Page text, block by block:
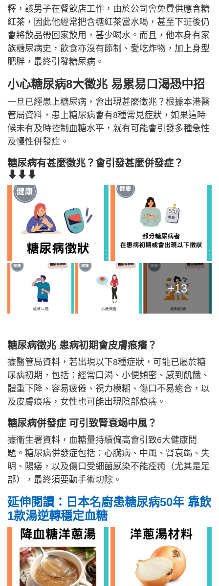
釋，該男子在餐飲店工作，由於公司會免費供應含糖
紅茶，因此他經常把含糖紅茶當水喝，甚至下班後仍
會將飲品帶回家飲用，甚少喝水。而且，他本身有家
族糖尿病史，飲食亦沒有節制、愛吃炸物，加上身型
肥胖，最終引發糖尿病。
小心糖尿病8大徵兆 易累易口渴恐中招
一旦已經患上糖尿病，會出現甚麼徵兆？根據本港醫
管局資料，患上糖尿病會有8種常見症狀，如果這時
候未有及時控制血糖水平，就有可能會引發多種急性
及慢性併發症。
糖尿病有甚麼徵兆？會引發甚麼併發症？
⬇⬇⬇
+13
糖尿病徵兆 患病初期會皮膚痕癢？
據醫管局資料，若出現以下8種症狀，可能已屬於糖
尿病初期，包括：經常口渴、小便頻密、感到飢餓、
體重下降、容易疲倦、視力模糊、傷口不易癒合，以
及皮膚痕癢，女性也可能出現陰部痕癢。
糖尿病併發症 可引致腎衰竭中風？
據衞生署資料，血糖量持續偏高會引致6大健康問
題。糖尿病併發症包括：心臟病、中風、腎衰竭、失
明、陽痿，以及傷口受細菌感染不能痊癒（尤其是足
部），最終須要動手術切除。
延伸閱讀：日本名廚患糖尿病50年 靠飲
1款湯逆轉穩定血糖